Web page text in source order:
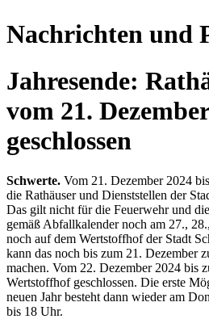
Nachrichten und
Jahresende:
vom 21.
geschlossen
Schwerte. Vom 21. Dezember 2024
die Rathäuser und Dienststellen der
Das gilt nicht für die Feuerwehr und
gemäß Abfallkalender noch am 27.,
noch auf dem Wertstoffhof der Stadt
kann das noch bis zum 21. Dezember
machen. Vom 22. Dezember 2024 bis
Wertstoffhof geschlossen. Die erste
neuen Jahr besteht dann wieder am
bis 18 Uhr.